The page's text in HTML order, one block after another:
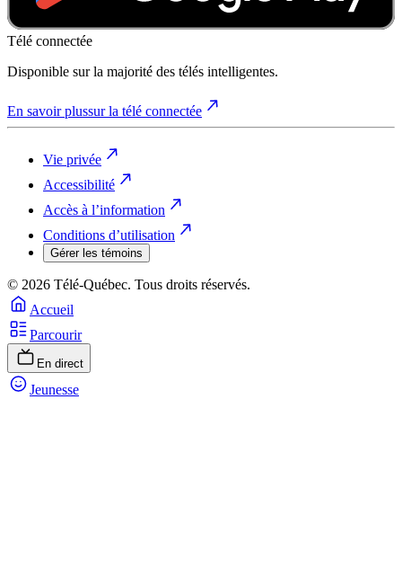
Télé connectée
Disponible sur la majorité des télés intelligentes.
En savoir plussur la télé connectée
Vie privée
Accessibilité
Accès à l’information
Conditions d’utilisation
Gérer les témoins
© 2026 Télé-Québec. Tous droits réservés.
Accueil
Parcourir
En direct
Jeunesse